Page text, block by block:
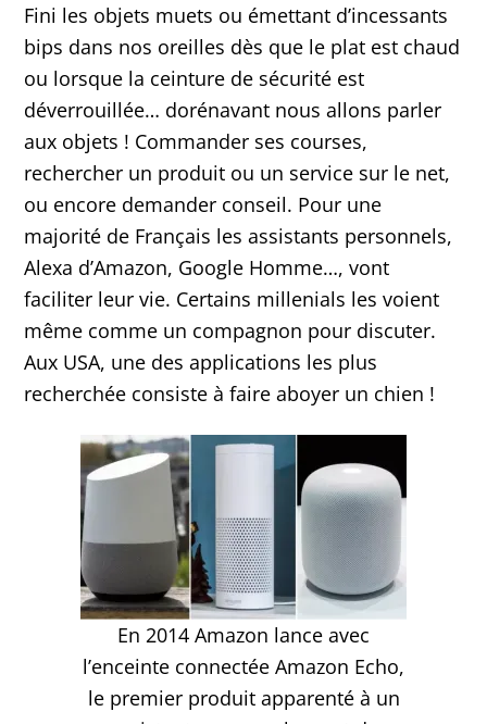
Fini les objets muets ou émettant d’incessants
bips dans nos oreilles dès que le plat est chaud
ou lorsque la ceinture de sécurité est
déverrouillée… dorénavant nous allons parler
aux objets ! Commander ses courses,
rechercher un produit ou un service sur le net,
ou encore demander conseil. Pour une
majorité de Français les assistants personnels,
Alexa d’Amazon, Google Homme…, vont
faciliter leur vie. Certains millenials les voient
même comme un compagnon pour discuter.
Aux USA, une des applications les plus
recherchée consiste à faire aboyer un chien !
En 2014 Amazon lance avec
l’enceinte connectée Amazon Echo,
le premier produit apparenté à un